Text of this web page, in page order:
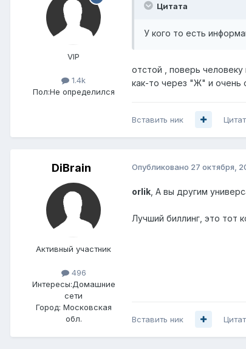
VIP
1.4k
Пол:Не определился
Цитата
У кого то есть
отстой , поверь
как-то через "Ж" и очень
Вставить ник
DiBrain
Активный участник
496
Интересы:Домашние
сети
Город: Московская
обл.
Опубликовано 27 октября,
orlik , А вы другим
Лучший биллинг, это тот
Вставить ник